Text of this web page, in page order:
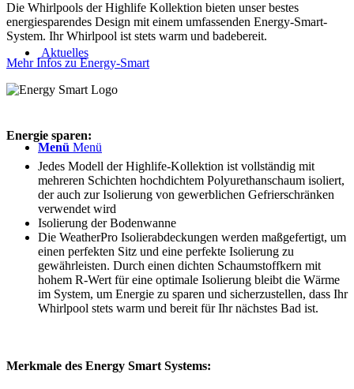
Aktuelles
Menü Menü
Die Whirlpools der Highlife Kollektion bieten unser bestes
energiesparendes Design mit einem umfassenden Energy-Smart-
System. Ihr Whirlpool ist stets warm und badebereit.
Mehr Infos zu Energy-Smart
Energie sparen:
Jedes Modell der Highlife-Kollektion ist vollständig mit
mehreren Schichten hochdichtem Polyurethanschaum isoliert,
der auch zur Isolierung von gewerblichen Gefrierschränken
verwendet wird
Isolierung der Bodenwanne
Die WeatherPro Isolierabdeckungen werden maßgefertigt, um
einen perfekten Sitz und eine perfekte Isolierung zu
gewährleisten. Durch einen dichten Schaumstoffkern mit
hohem R-Wert für eine optimale Isolierung bleibt die Wärme
im System, um Energie zu sparen und sicherzustellen, dass Ihr
Whirlpool stets warm und bereit für Ihr nächstes Bad ist.
Merkmale des Energy Smart Systems: